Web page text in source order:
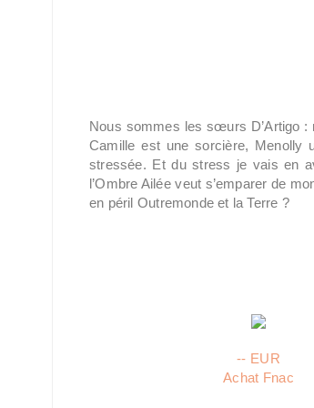
Nous sommes les sœurs D’Artigo :
Camille est une sorcière, Menolly
stressée. Et du stress je vais en
l’Ombre Ailée veut s’emparer de
en péril Outremonde et la Terre ?
-- EUR
Achat Fnac